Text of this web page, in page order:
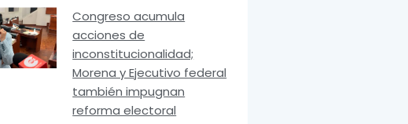
Congreso acumula
acciones de
inconstitucionalidad;
Morena y Ejecutivo federal
también impugnan
reforma electoral